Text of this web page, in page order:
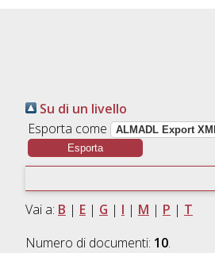
Su di un livello
Esporta come
Vai a: B | E| G | I | M | P | T
Numero di documenti: 10.